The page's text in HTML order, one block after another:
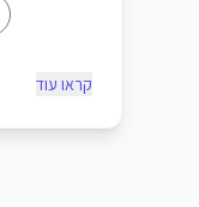
קראו עוד